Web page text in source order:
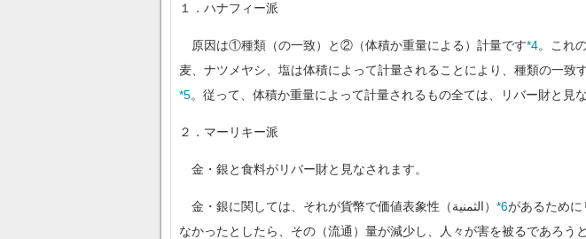
１．ハナフィー派
原因は①種類（の一致）と②（体積か重量による）計量です*4。これ
麦、ナツメヤシ、塩は体積によって計量されることにより、種類の一
*5。従って、体積か重量によって計量されるもの全ては、リバー財と見な
２．マーリキー派
金・銀と食料がリバー財と見なされます。
金・銀に関しては、それが貨幣で価値表象性（الثمنية） *6があるため
なかったとしたら、その（流通）量が減少し、人々が害を被るであろう